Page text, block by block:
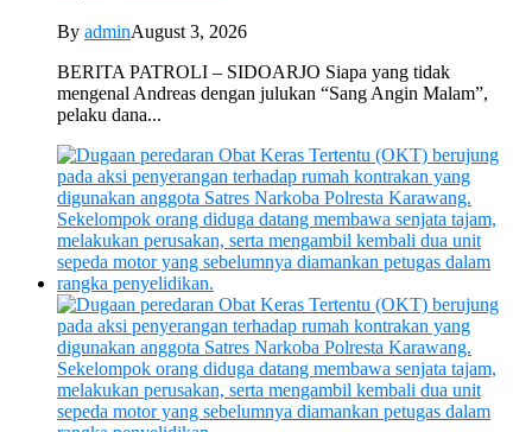
By adminAugust 3, 2026
BERITA PATROLI – SIDOARJO Siapa yang tidak
mengenal Andreas dengan julukan “Sang Angin Malam”,
pelaku dana...